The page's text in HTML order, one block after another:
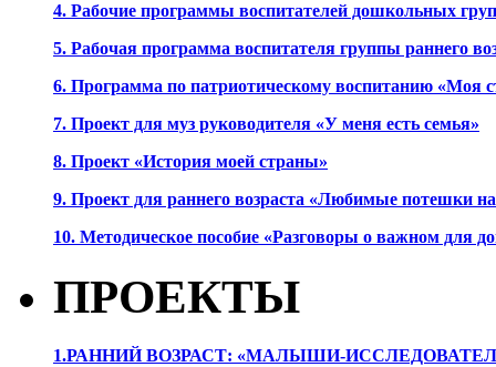
4. Рабочие программы воспитателей дошкольных
5. Рабочая программа воспитателя группы раннего
6. Программа по патриотическому воспитанию «Моя
7. Проект для муз руководителя «У меня есть семья»
8. Проект «История моей страны»
9. Проект для раннего возраста «Любимые потешки
10. Методическое пособие «Разговоры о важном для
ПРОЕКТЫ
1.РАННИЙ ВОЗРАСТ: «МАЛЫШИ-